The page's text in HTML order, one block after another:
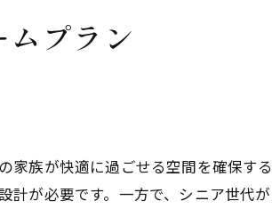
装
らし
プラン
族が快適に過ごせる空間を確保す
が必要です。一方で、シニア世代